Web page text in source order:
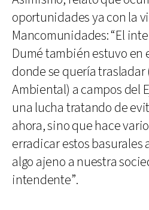
oportunidades ya con la
Mancomunidades: “El
Dumé también estuvo en
donde se quería trasladar
Ambiental) a campos del
una lucha tratando de
ahora, sino que hace
erradicar estos basurales
algo ajeno a nuestra
intendente”.